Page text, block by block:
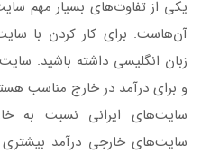
یکی از تفاوت‌های بسیار مهم
آن‌هاست. برای کار کردن با
زبان انگلیسی داشته باشید.
و برای درآمد در خارج مناسب
سایت‌های ایرانی نسبت به
سایت‌های خارجی درآمد